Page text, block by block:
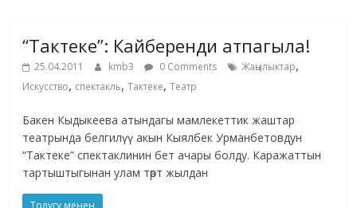
“Тактеке”: Кайберенди атпагыла!
25.04.2011 kmb3 0 Comments Жаңылыктар,
Искусство, спектакль,Тактеке,Театр
Бакен Кыдыкеева атындагы мамлекеттик жаштар
театрында белгилүү акын Кыялбек Урманбетовдун
“Тактеке” спектаклинин бет ачары болду. Каражаттын
тартыштыгынан улам төрт жылдан
Толугу менен